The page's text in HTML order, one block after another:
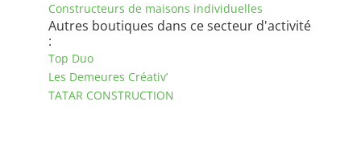
Constructeurs de maisons individuelles
Autres boutiques dans ce secteur d'activité
:
Top Duo
Les Demeures Créativ’
TATAR CONSTRUCTION